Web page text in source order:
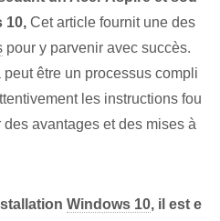
10, Cet article fournit une des
pour y parvenir avec succès.
peut être un processus compli
les instructions fou
avantages et des mises à
Windows 10, il est e